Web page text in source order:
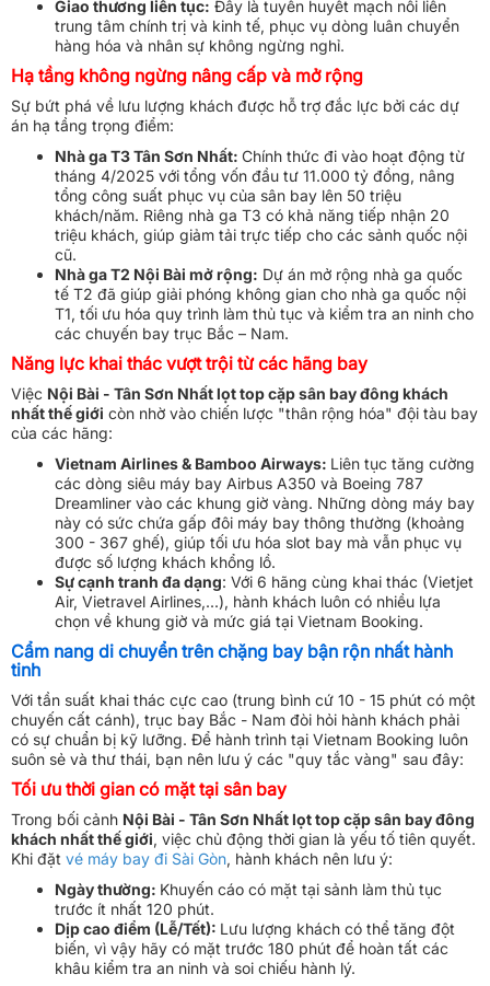
Giao thương liên tục: Đây là tuyến huyết mạch nối liền
trung tâm chính trị và kinh tế, phục vụ dòng luân chuyển
hàng hóa và nhân sự không ngừng nghỉ.
Hạ tầng không ngừng nâng cấp và mở rộng
Sự bứt phá về lưu lượng khách được hỗ trợ đắc lực bởi các dự
án hạ tầng trọng điểm:
Nhà ga T3 Tân Sơn Nhất: Chính thức đi vào hoạt động từ
tháng 4/2025 với tổng vốn đầu tư 11.000 tỷ đồng, nâng
tổng công suất phục vụ của sân bay lên 50 triệu
khách/năm. Riêng nhà ga T3 có khả năng tiếp nhận 20
triệu khách, giúp giảm tải trực tiếp cho các sảnh quốc nội
cũ.
Nhà ga T2 Nội Bài mở rộng: Dự án mở rộng nhà ga quốc
tế T2 đã giúp giải phóng không gian cho nhà ga quốc nội
T1, tối ưu hóa quy trình làm thủ tục và kiểm tra an ninh cho
các chuyến bay trục Bắc – Nam.
Năng lực khai thác vượt trội từ các hãng bay
Việc Nội Bài - Tân Sơn Nhất lọt top cặp sân bay đông khách
nhất thế giới còn nhờ vào chiến lược "thân rộng hóa" đội tàu bay
của các hãng:
Vietnam Airlines & Bamboo Airways: Liên tục tăng cường
các dòng siêu máy bay Airbus A350 và Boeing 787
Dreamliner vào các khung giờ vàng. Những dòng máy bay
này có sức chứa gấp đôi máy bay thông thường (khoảng
300 - 367 ghế), giúp tối ưu hóa slot bay mà vẫn phục vụ
được số lượng khách khổng lồ.
Sự cạnh tranh đa dạng: Với 6 hãng cùng khai thác (Vietjet
Air, Vietravel Airlines,...), hành khách luôn có nhiều lựa
chọn về khung giờ và mức giá tại Vietnam Booking.
Cẩm nang di chuyển trên chặng bay bận rộn nhất hành
tinh
Với tần suất khai thác cực cao (trung bình cứ 10 - 15 phút có một
chuyến cất cánh), trục bay Bắc - Nam đòi hỏi hành khách phải
có sự chuẩn bị kỹ lưỡng. Để hành trình tại Vietnam Booking luôn
suôn sẻ và thư thái, bạn nên lưu ý các "quy tắc vàng" sau đây:
Tối ưu thời gian có mặt tại sân bay
Trong bối cảnh Nội Bài - Tân Sơn Nhất lọt top cặp sân bay đông
khách nhất thế giới, việc chủ động thời gian là yếu tố tiên quyết.
Khi đặt vé máy bay đi Sài Gòn, hành khách nên lưu ý:
Ngày thường: Khuyến cáo có mặt tại sảnh làm thủ tục
trước ít nhất 120 phút.
Dịp cao điểm (Lễ/Tết): Lưu lượng khách có thể tăng đột
biến, vì vậy hãy có mặt trước 180 phút để hoàn tất các
khâu kiểm tra an ninh và soi chiếu hành lý.